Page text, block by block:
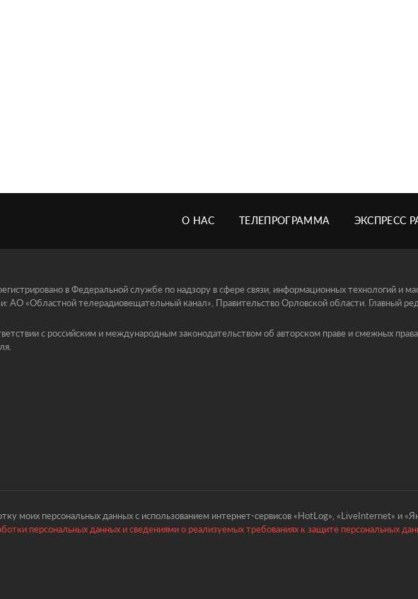
О НАС ТЕЛЕПРОГРАММА ЭКСПРЕСС
в Федеральной службе по надзору в сфере связи, информационных технологий и
«Областной телерадиовещательный канал», Правительство Орловской области. Главный
с российским и международным законодательством об авторском праве и смежных
моих персональных данных с использованием интернет-сервисов «HotLog», «LiveInternet» и
персональных данных и сведениями о реализуемых требованиях к защите персональных